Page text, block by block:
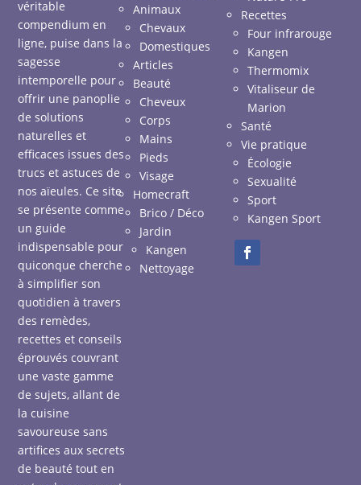
véritable
compendium en
ligne, puise dans la
sagesse
intemporelle pour
offrir une panoplie
de solutions
naturelles et
efficaces issues des
trucs et astuces de
nos aïeules. Ce site
se présente comme
un guide
indispensable pour
quiconque cherche
à simplifier son
quotidien à travers
des remèdes,
recettes et conseils
éprouvés couvrant
une vaste gamme
de sujets, allant de
la cuisine
savoureuse sans
artifices aux secrets
de beauté tout en
Animaux
Chevaux
Domestiques
Articles
Beauté
Cheveux
Corps
Mains
Pieds
Visage
Homecraft
Brico / Déco
Jardin
Kangen
Nettoyage
Recettes
Four infrarouge
Kangen
Thermomix
Vitaliseur de
Marion
Santé
Vie pratique
Écologie
Sexualité
Sport
Kangen Sport